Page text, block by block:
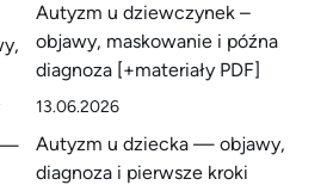
Autyzm u dziewczynek –
objawy, maskowanie i późna
diagnoza [+materiały PDF]
13.06.2026
Autyzm u dziecka — objawy,
diagnoza i pierwsze kroki